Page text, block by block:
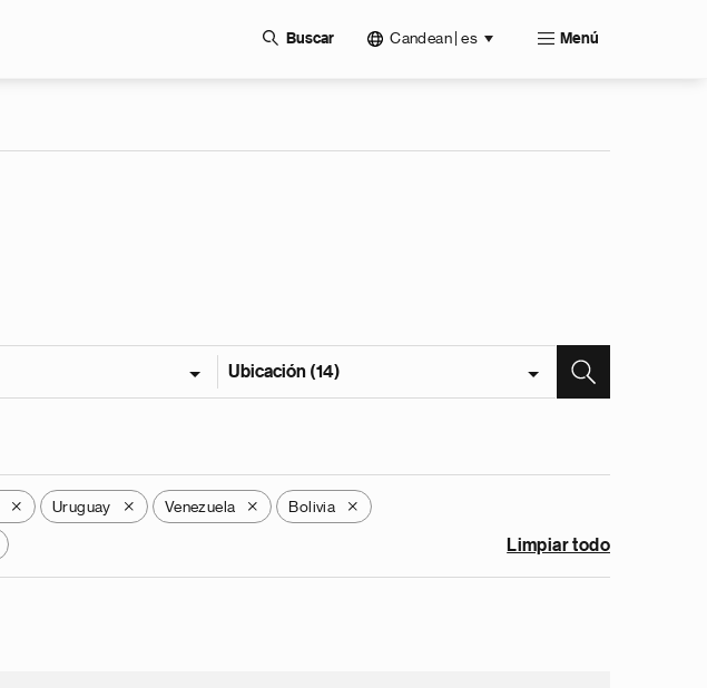
Buscar Candean | es Menú
Ubicación (14)
X Uruguay X Venezuela X Bolivia X
Limpiar todo